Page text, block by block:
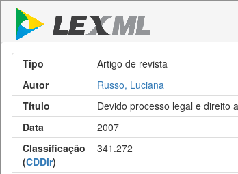
Tipo
Artigo de revista
Autor
Russo, Luciana
Título
Devido processo legal e direito
Data
2007
Classificação
(CDDir)
341.272